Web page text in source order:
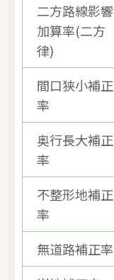
二方路線影響
加算率(二方
律)
間口狭小補正
率
奥行長大補正
率
不整形地補正
率
無道路補正率